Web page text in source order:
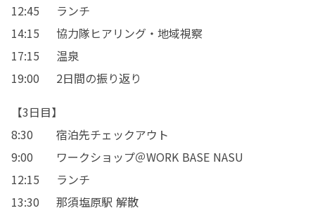
12:45	ランチ
14:15	協力隊ヒアリング・地域視察
17:15	温泉
19:00	2日間の振り返り
【3日目】
8:30	宿泊先チェックアウト
9:00	ワークショップ＠WORK BASE NASU
12:15	ランチ
13:30	那須塩原駅 解散